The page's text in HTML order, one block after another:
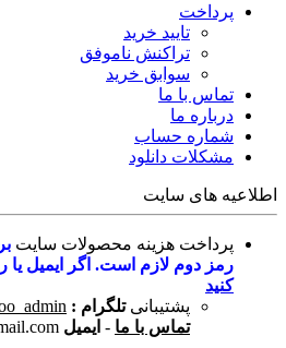
پرداخت
تایید خرید
تراکنش ناموفق
سوابق خرید
تماس با ما
درباره ما
شماره حساب
مشکلات دانلود
اطلاعیه های سایت
پرداخت هزینه محصولات سایت
رمز دوم لازم است. اگر ایمیل یا
کنید
پشتیبانی تلگرام :
تماس با ما - ایمیل